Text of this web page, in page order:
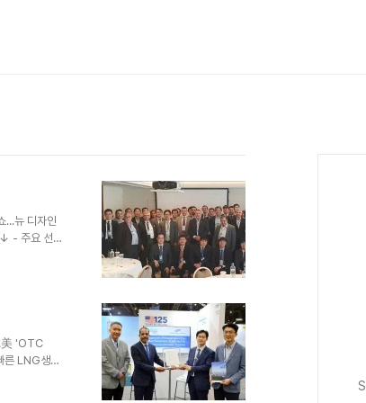
...뉴 디자인
- 주요 선사
식 데뷔 장
지 총 35개
美 'OTC
른 LNG생산
FLNG 모